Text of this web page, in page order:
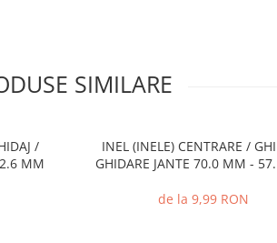
SIMILARE
/
MM
INEL (INELE) CENTRARE /
GHIDARE JANTE 70.0 MM -
de la 9,99 RON